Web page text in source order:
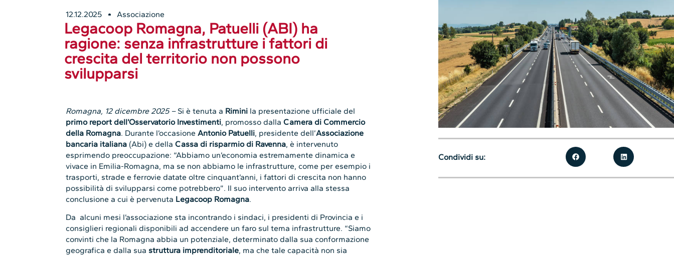
12.12.2025 Associazione
Legacoop Romagna, Patuelli (ABI) ha
ragione: senza infrastrutture i fattori di
crescita del territorio non possono
svilupparsi
Romagna, 12 dicembre 2025 –Si è tenuta a Rimini la presentazione ufficiale del
primo report dell’Osservatorio Investimenti, promosso dallaCamera di Commercio
della Romagna. Durante l’occasioneAntonio Patuelli, presidente dell’Associazione
bancaria italiana (Abi) e della Cassa di risparmio di Ravenna, è intervenuto
esprimendo preoccupazione: “Abbiamo un’economia estremamente dinamica e
vivace in Emilia-Romagna, ma se non abbiamo le infrastrutture, come per esempio i
trasporti, strade e ferrovie datate oltre cinquant’anni, i fattori di crescita non hanno
possibilità di svilupparsi come potrebbero”. Il suo intervento arriva alla stessa
conclusione a cui è pervenuta Legacoop Romagna.
Da alcuni mesi l’associazione sta incontrando i sindaci, i presidenti di Provincia e i
consiglieri regionali disponibili ad accendere un faro sul tema infrastrutture. “Siamo
convinti che la Romagna abbia un potenziale, determinato dalla sua conformazione
geografica e dalla sua struttura imprenditoriale, ma che tale capacità non sia
Condividi su: